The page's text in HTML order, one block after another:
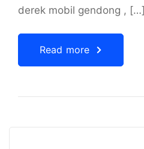
derek mobil gendong , […]
Read more